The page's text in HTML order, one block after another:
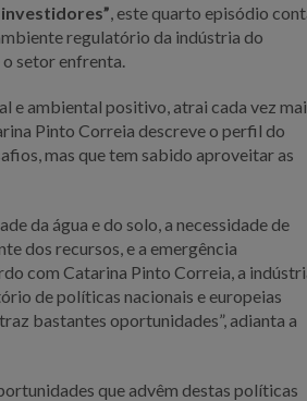
, este quarto episódio
regulatório da indústria do
setor enfrenta.
e ambiental positivo, atrai cada vez
Pinto Correia descreve o perfil do
mas que tem sabido aproveitar as
da água e do solo, a necessidade de
dos recursos, e a emergência
com Catarina Pinto Correia, a
de políticas nacionais e europeias
bastantes oportunidades”, adianta a
que advêm destas políticas